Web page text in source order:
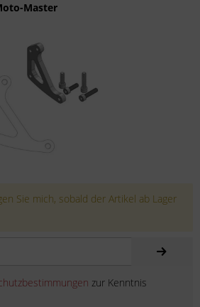
Master
Sie mich, sobald der Artikel ab Lager
zur Kenntnis